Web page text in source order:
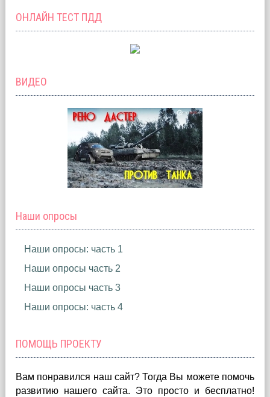
ОНЛАЙН ТЕСТ ПДД
ВИДЕО
Наши опросы
Наши опросы: часть 1
Наши опросы часть 2
Наши опросы часть 3
Наши опросы: часть 4
ПОМОЩЬ ПРОЕКТУ
Вам понравился наш сайт? Тогда Вы можете помочь
развитию нашего сайта. Это просто и бесплатно!